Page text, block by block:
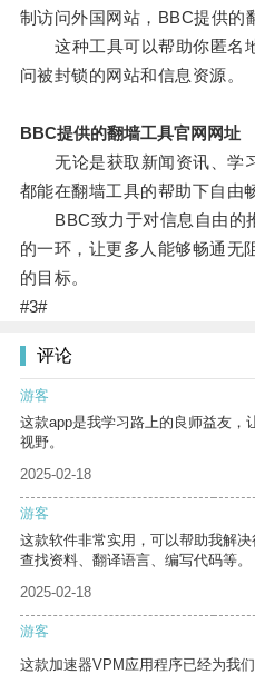
制访问外国网站，BBC提供的
这种工具可以帮助你匿名
问被封锁的网站和信息资源。
BBC提供的翻墙工具官网网址
无论是获取新闻资讯、学习
都能在翻墙工具的帮助下自由
BBC致力于对信息自由的
的一环，让更多人能够畅通无
的目标。
#3#
评论
游客
这款app是我学习路上的良师益友，
视野。
2025-02-18
游客
这款软件非常实用，可以帮助我解
查找资料、翻译语言、编写代码等。
2025-02-18
游客
这款加速器VPM应用程序已经为我